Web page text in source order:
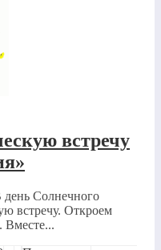
встречу
Солнечного
встречу. Откроем
Вместе...